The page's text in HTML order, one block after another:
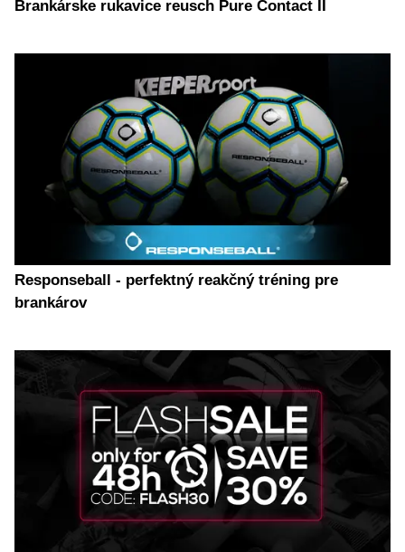
Brankárske rukavice reusch Pure Contact II
Responseball - perfektný reakčný tréning pre
brankárov